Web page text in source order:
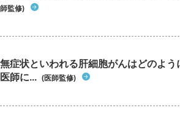
師監修)
無症状といわれる肝細胞がんはどのよ
医師に... (医師監修)